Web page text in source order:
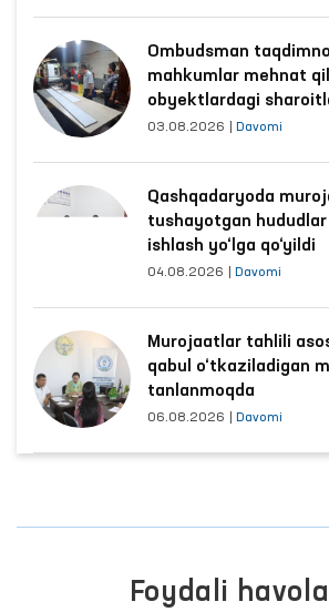
Ombudsman
mahkumlar mehnat
obyektlardagi
03.08.2026 Davomi
Qashqadaryoda
tushayotgan
ishlash yo‘lga qo‘yildi
04.08.2026 Davomi
Murojaatlar tahlili
qabul o‘tkaziladigan
tanlanmoqda
06.08.2026 Davomi
Foydali